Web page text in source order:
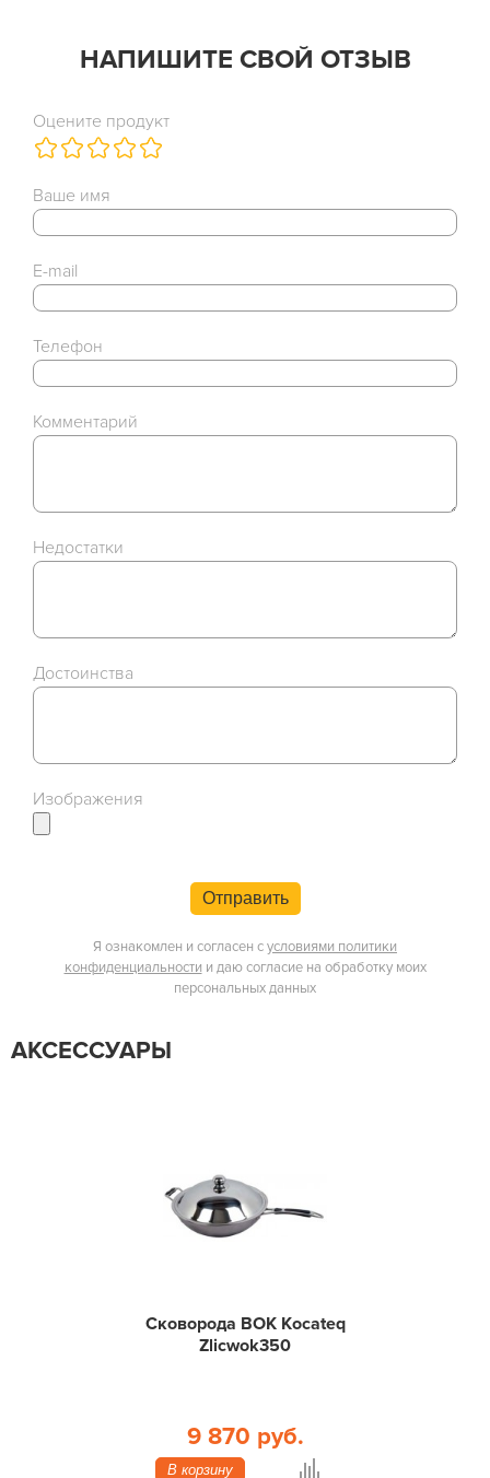
НАПИШИТЕ СВОЙ ОТЗЫВ
Оцените продукт
Ваше имя
E-mail
Телефон
Комментарий
Недостатки
Достоинства
Изображения
Отправить
Я ознакомлен и согласен сусловиями политики
конфиденциальности и даю согласие на обработку моих
персональных данных
АКСЕССУАРЫ
Сковорода ВОК Kocateq
Zlicwok350
9 870 руб.
В корзину